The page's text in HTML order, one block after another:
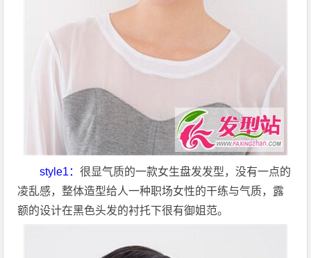
style1：很显气质的一款女生盘发发型，没有一点的
凌乱感，整体造型给人一种职场女性的干练与气质，露
额的设计在黑色头发的衬托下很有御姐范。